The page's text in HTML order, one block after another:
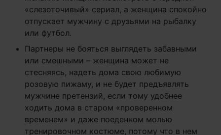
«слезоточивый» сериал, а женщина спокойно
отпускает мужчину с друзьями на рыбалку
или футбол.
Партнеры не бояться выглядеть забавными
или смешными – женщина может не
стесняясь, надеть дома свою любимую
розовую пижаму, и не будет предъявлять
мужчине претензий, если тому удобнее
ходить дома в старом «проверенном
временем» и даже поеденном молью
тренировочном костюме, потому что в нем